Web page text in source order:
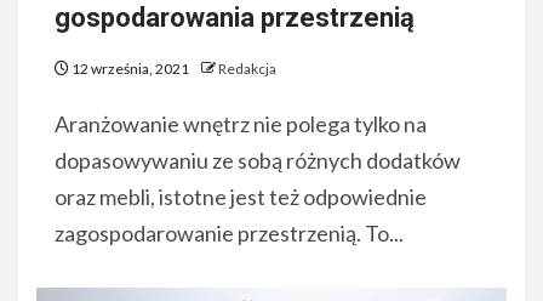
gospodarowania przestrzenią
12 września, 2021 Redakcja
Aranżowanie wnętrz nie polega tylko na
dopasowywaniu ze sobą różnych dodatków
oraz mebli, istotne jest też odpowiednie
zagospodarowanie przestrzenią. To...